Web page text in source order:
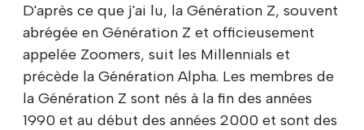
D'après ce que j'ai lu, la Génération Z, souvent
abrégée en Génération Z et officieusement
appelée Zoomers, suit les Millennials et
précède la Génération Alpha. Les membres de
la Génération Z sont nés à la fin des années
1990 et au début des années 2000 et sont des